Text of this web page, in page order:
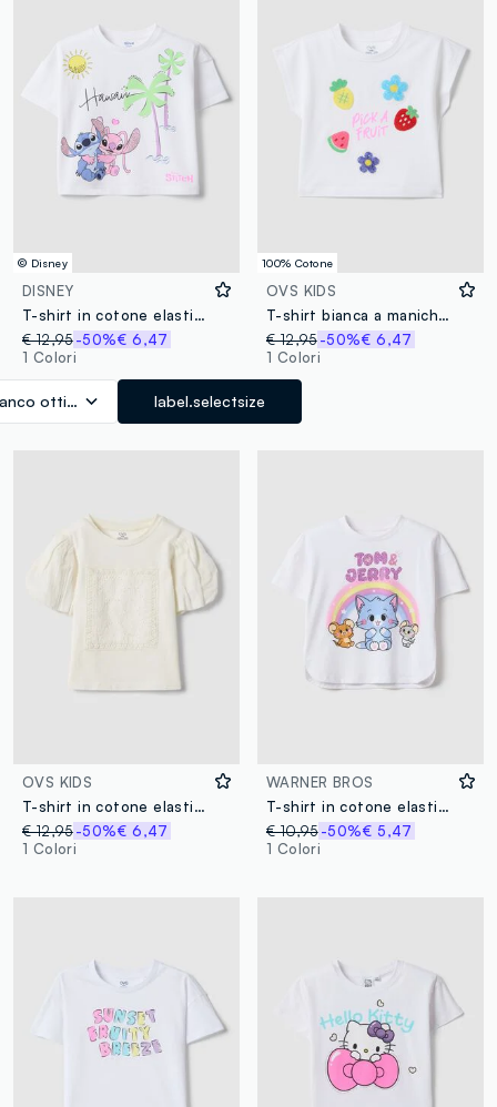
© Disney
DISNEY
T-shirt in cotone elasticizzato bianca da bambina regular fit
€ 12,95-50%€ 6,47
1 Colori
ottico label.selectsize
100% Cotone
OVS KIDS
T-shirt bianca a maniche corte in puro cotone
€ 12,95 -50%€ 6,47
1 Colori
OVS KIDS
T-shirt in cotone elasticizzato bianca da bambina con design traforato
€ 12,95-50%€ 6,47
1 Colori
WARNER BROS
T-shirt in cotone elasticizzato bianca per bambine con stampa
€ 10,95 -50%€ 5,47
1 Colori